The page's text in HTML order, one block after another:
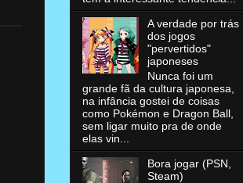
A verdade por trás
dos jogos
"pervertidos"
japoneses
Nunca foi um
grande fã da cultura japonesa,
na infância gostei de coisas
como Pokémon e Dragon Ball,
sem ligar muito pra de onde
elas vin...
Bora jogar (PSN,
Steam)